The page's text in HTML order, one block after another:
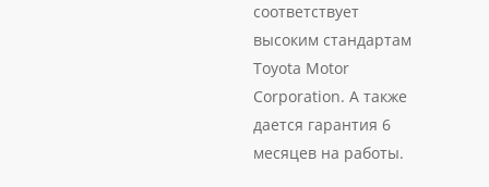
соответствует
высоким стандартам
Toyota Motor
Corporation. А также
дается гарантия 6
месяцев на работы.